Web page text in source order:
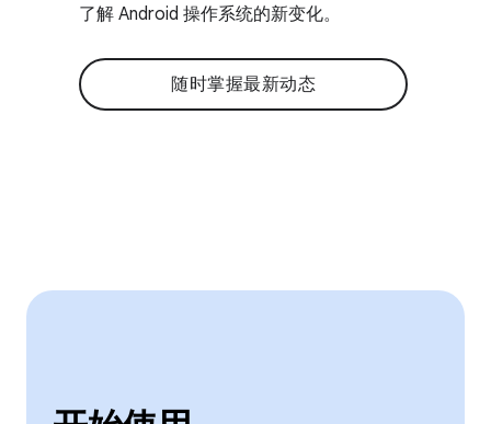
了解 Android 操作系统的新变化。
随时掌握最新动态